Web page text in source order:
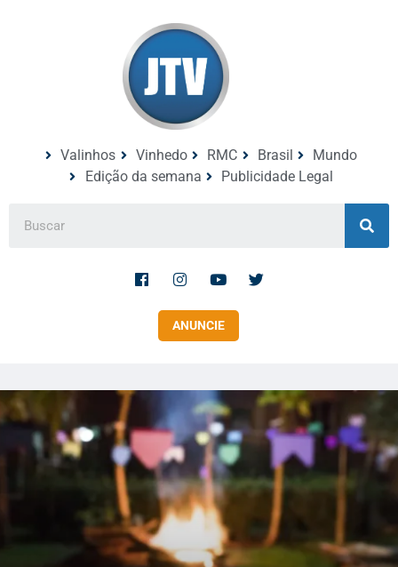
Valinhos Vinhedo RMC Brasil
Mundo
Edição da semana
Publicidade Legal
ANUNCIE